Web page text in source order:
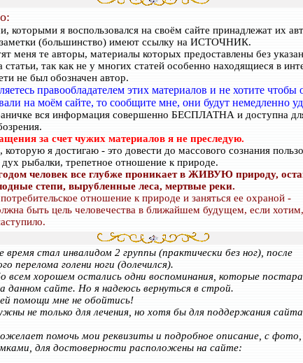
которыми я воспользовался на своём сайте принадлежат их
заметки (большинство) имеют ссылку на ИСТОЧНИК.
меня те авторы, материалы которых предоставлены без
статьи, так как не у многих статей особенно находящиеся в
не был обозначен автор.
правообладателем этих материалов и не хотите чтобы
на моём сайте, то сообщите мне, они будут немедленно
вся информация совершенно БЕСПЛАТНА и доступна
за счет чужих материалов я не преследую.
которую я достигаю - это довести до массового сознания
рыбалки, трепетное отношение к природе.
человек все глубже проникает в ЖИВУЮ природу,
степи, вырубленные леса, мертвые реки.
отношение к природе и заняться ее охраной -
быть цель человечества в ближайшем будущем, если хотим,
время стал инвалидом 2 группы (практически без ног), после
перелома голени ноги (долечился).
всем хорошем остались одни воспоминания, которые
данном сайте. Но я надеюсь вернуться в строй.
помощи мне не обойтись!
не только для лечения, но хотя бы для поддержания
помочь мои реквизиты и подробное описание, с фото,
для достоверности расположены на сайте: